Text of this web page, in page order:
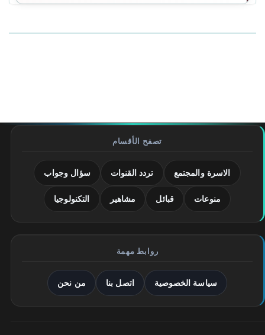
تصفح الأقسام
الاسرة والمجتمع تردد القنوات سؤال وجواب
منوعات قبائل مشاهير التكنولوجيا
روابط مهمة
سياسة الخصوصية اتصل بنا من نحن